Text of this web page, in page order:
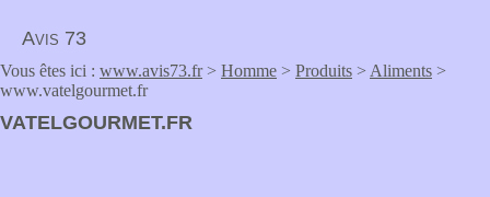
Avis 73
Vous êtes ici : www.avis73.fr> Homme > Produits > Aliments >
www.vatelgourmet.fr
VATELGOURMET.FR